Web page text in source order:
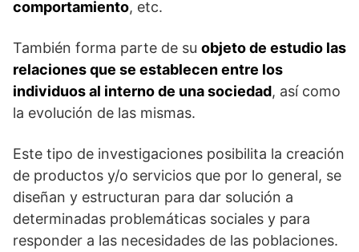
comportamiento, etc.
También forma parte de su objeto de estudio las
relaciones que se establecen entre los
individuos al interno de una sociedad, así como
la evolución de las mismas.
Este tipo de investigaciones posibilita la creación
de productos y/o servicios que por lo general, se
diseñan y estructuran para dar solución a
determinadas problemáticas sociales y para
responder a las necesidades de las poblaciones.